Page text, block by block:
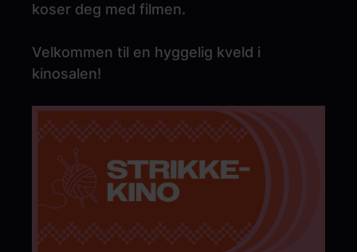
koser deg med filmen.
Velkommen til en hyggelig kveld i
kinosalen!